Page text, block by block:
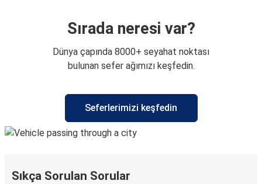
Sırada neresi var?
Dünya çapında 8000+ seyahat noktası
bulunan sefer ağımızı keşfedin.
Seferlerimizi keşfedin
Sıkça Sorulan Sorular